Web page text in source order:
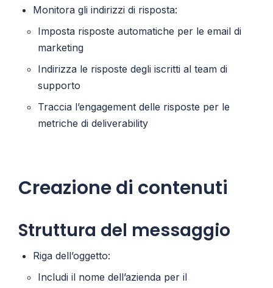
Monitora gli indirizzi di risposta:
Imposta risposte automatiche per le email di
marketing
Indirizza le risposte degli iscritti al team di
supporto
Traccia l’engagement delle risposte per le
metriche di deliverability
Creazione di contenuti
Struttura del messaggio
Riga dell’oggetto:
Includi il nome dell’azienda per il